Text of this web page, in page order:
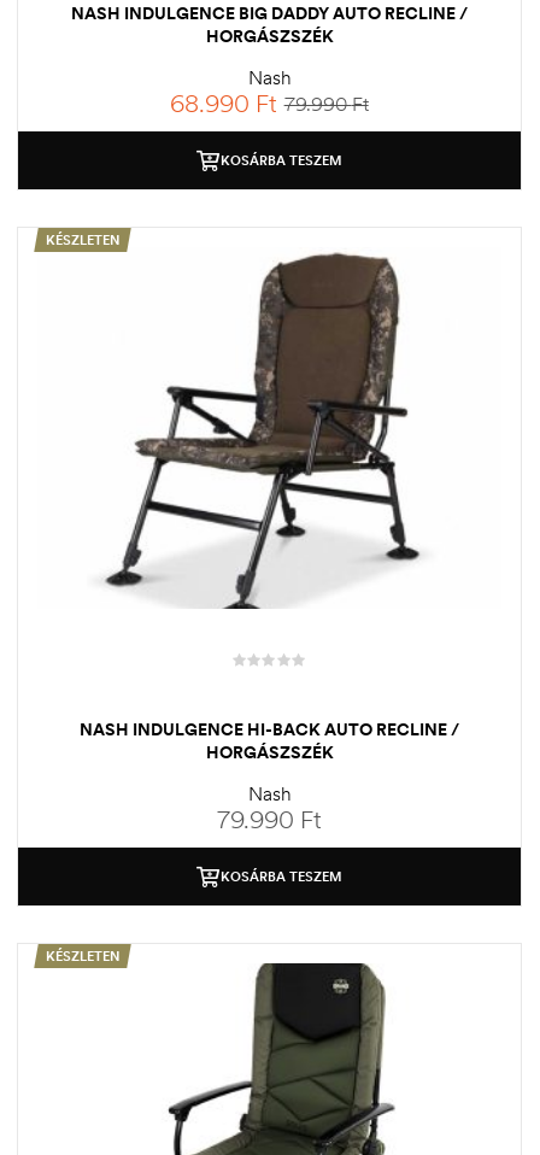
NASH INDULGENCE BIG DADDY AUTO RECLINE /
HORGÁSZSZÉK
Nash
79.990Ft
68.990 Ft
KOSÁRBA TESZEM
KÉSZLETEN
NASH INDULGENCE HI-BACK AUTO RECLINE /
HORGÁSZSZÉK
Nash
79.990 Ft
KOSÁRBA TESZEM
KÉSZLETEN